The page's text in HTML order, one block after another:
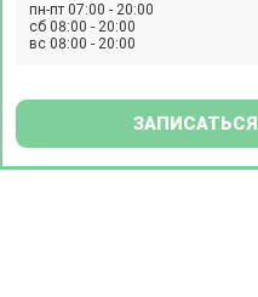
пн-пт 07:00 - 20:00
сб 08:00 - 20:00
вс 08:00 - 20:00
ЗАПИСАТЬСЯ